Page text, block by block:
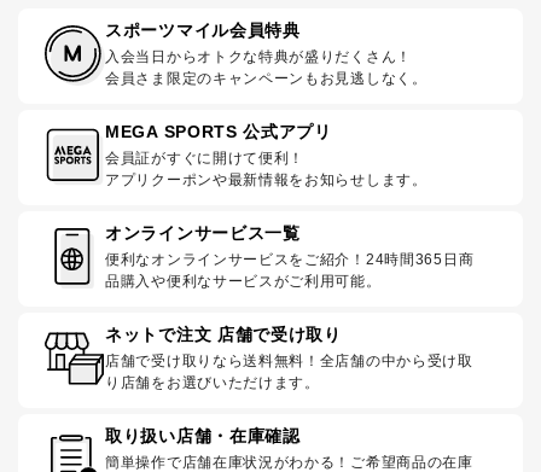
スポーツマイル会員特典
入会当日からオトクな特典が盛りだくさん！
会員さま限定のキャンペーンもお見逃しなく。
MEGA SPORTS 公式アプリ
会員証がすぐに開けて便利！
アプリクーポンや最新情報をお知らせします。
オンラインサービス一覧
便利なオンラインサービスをご紹介！24時間365日商
品購入や便利なサービスがご利用可能。
ネットで注文 店舗で受け取り
店舗で受け取りなら送料無料！全店舗の中から受け取
り店舗をお選びいただけます。
取り扱い店舗・在庫確認
簡単操作で店舗在庫状況がわかる！ご希望商品の在庫